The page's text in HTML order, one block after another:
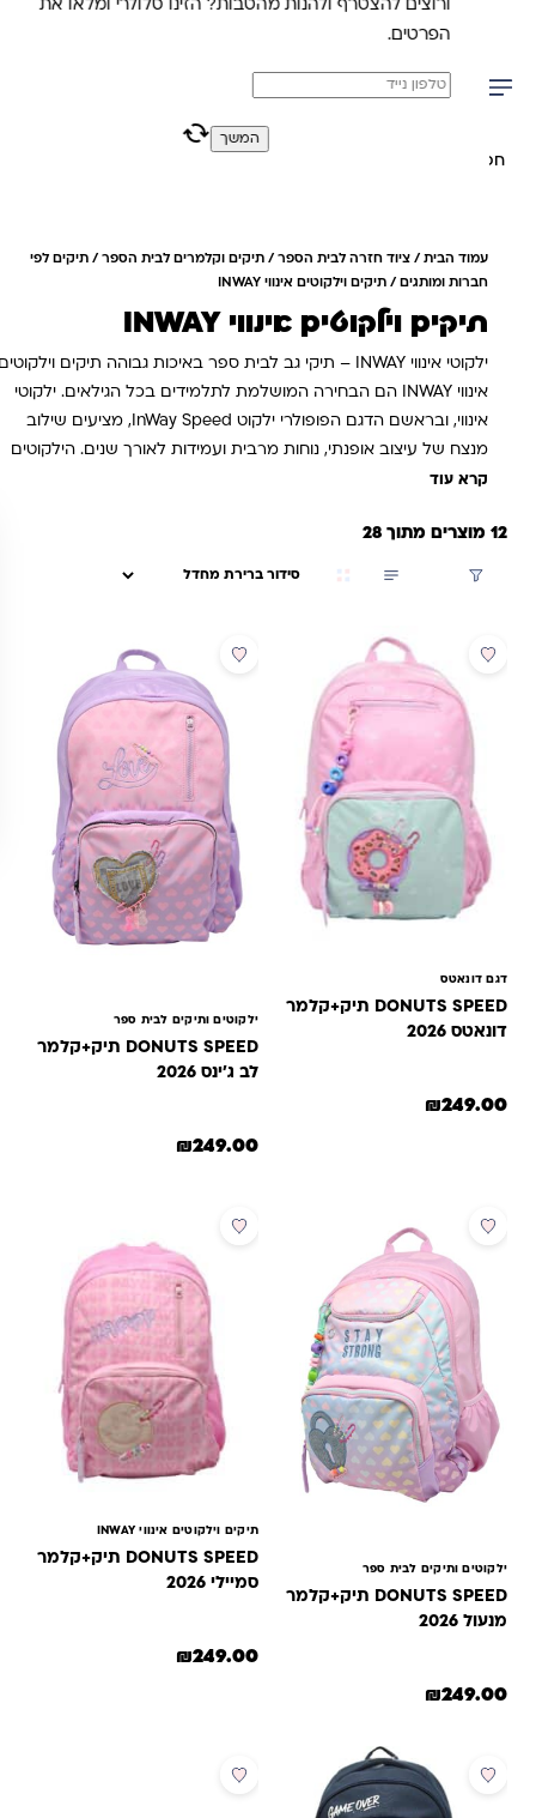
עמוד הבית/ציוד חזרה לבית הספר/תיקים וקלמרים לבית הספר/תיקים לפי
חברות ומותגים / תיקים וילקוטים אינווי INWAY
תיקים וילקוטים אינווי INWAY
ילקוטי אינווי INWAY – תיקי גב לבית ספר באיכות גבוהה תיקים וילקוטים
אינווי INWAY הם הבחירה המושלמת לתלמידים בכל הגילאים. ילקוטי
אינווי, ובראשם הדגם הפופולרי ילקוט InWay Speed, מציעים שילוב
מנצח של עיצוב אופנתי, נוחות מרבית ועמידות לאורך שנים. הילקוטים
מתאימים לבית ספר יסודי ולחטיבה, ומהווים פתרון אידיאלי החל מילקוט
מתוכנן עם דגש על בריאות הגב – גב מרופד ארגונומי, רצועות כתף
עיצובים אהובים – מדגמי כדורגל וגיימינג ועד עיצובי חד קרן ודגמים
אופנתיים. בקטגוריה תמצאו ילקוטי אינווי במחירים אטרקטיביים, עם
אפשרות לרכישה אונליין נוחה ומשלוח עד הבית. מחפשים ילקוט אינווי
איכותי לשנת הלימודים? הזמינו עכשיו ותיהנו ממחירים משתלמים
ומבחר עשיר של תיקי גב לבית ספר. לרכישה הקליקו.
קרא עוד
סינון
דגם דונאטס
DONUTS SPEED תיק+קלמר
דונאטס 2026
₪249.00
ילקוטים ותיקים לבית ספר
DONUTS SPEED תיק+קלמר
לב ג'ינס 2026
₪249.00
ילקוטים ותיקים לבית ספר
DONUTS SPEED תיק+קלמר
מנעול 2026
₪249.00
תיקים וילקוטים אינווי INWAY
DONUTS SPEED תיק+קלמר
סמיילי 2026
₪249.00
ורוצים להצטרף ולהנות מהטבות? הזינו סלולרי ומלאו את
הפרטים.
המשך